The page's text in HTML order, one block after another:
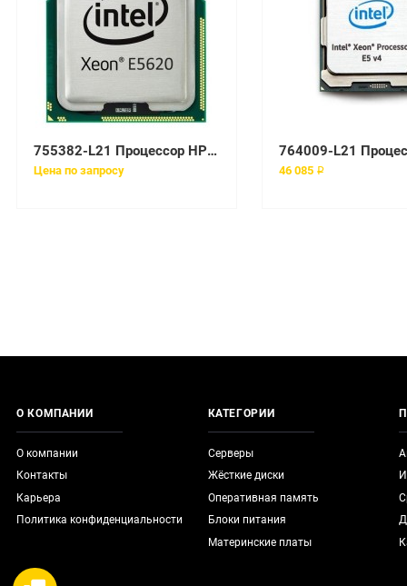
755382-L21 Процессор HP DL360 Gen9 Intel Xeon E5-2620v3
Цена по запросу 46 085 ₽
О КОМПАНИИ
О компании
Контакты
Карьера
Политика конфиденциальности
КАТЕГОРИИ
Серверы
Жёсткие диски
Оперативная память
Блоки питания
Материнские платы